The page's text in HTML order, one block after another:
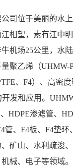
位于美丽的水上
相望，素有江中
机场25公里，水
聚乙烯（UHMW-
、F4）、高密
开发和应用。
HDPE渗滤管、
管、F4板、F4垫
矿山、水利疏浚
械、电子等领域。